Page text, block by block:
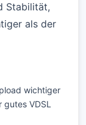
Stabilität,
als der
wichtiger
VDSL